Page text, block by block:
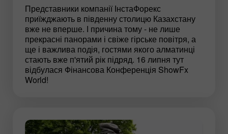
Представники компанії ІнстаФорекс
приїжджають в південну столицю Казахстану
вже не вперше. І причина тому - не лише
прекрасні панорами і свіже гірське повітря, а
ще і важлива подія, гостями якого алматинці
стають вже п'ятий рік підряд. 16 липня тут
відбулася Фінансова Конференція ShowFx
World!